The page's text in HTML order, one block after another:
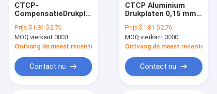
CTCP-
CompensatieDrukplaat,
Deklaag UVctp Plaat
Prijs:$1.81-$2.76
MOQ:vierkant 3000
Ontvang de meest recente Prijs
Contact nu
CTCP Aluminium
Drukplaten 0,15 mm
Hoge efficiëntie
Prijs:$1.81-$2.76
MOQ:vierkant 3000
Ontvang de meest recente
Contact nu